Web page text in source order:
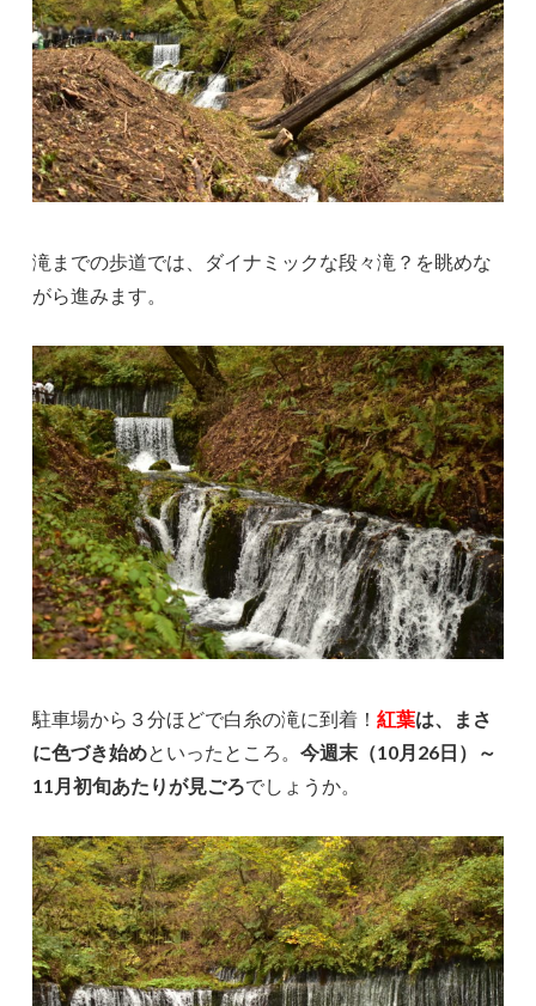
滝までの歩道では、ダイナミックな段々滝？を眺めな
がら進みます。
駐車場から３分ほどで白糸の滝に到着！紅葉は、まさ
に色づき始めといったところ。今週末（10月26日）～
11月初旬あたりが見ごろでしょうか。